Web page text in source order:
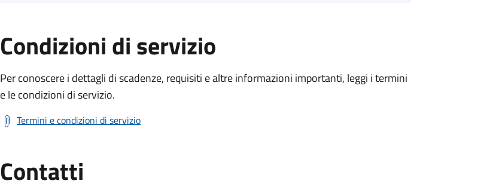
Condizioni di servizio
Per conoscere i dettagli di scadenze, requisiti e altre informazioni importanti, leggi i termini
e le condizioni di servizio.
Termini e condizioni di servizio
Contatti